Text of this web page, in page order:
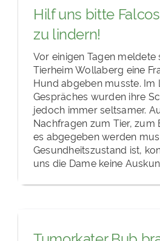
Hilf uns bitte
zu lindern!
Vor einigen Tagen meldete
Tierheim Wollaberg eine
Hund abgeben musste. Im
Gespräches wurden ihre
jedoch immer seltsamer.
Nachfragen zum Tier, zum
es abgegeben werden
Gesundheitszustand ist,
uns die Dame keine